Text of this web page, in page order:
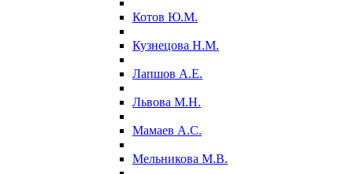
Котов Ю.М.
Кузнецова Н.М.
Лапшов А.Е.
Львова М.Н.
Мамаев А.С.
Мельникова М.В.